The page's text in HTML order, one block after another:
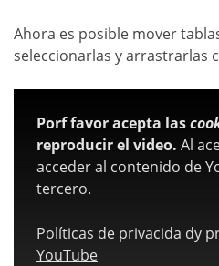
Ahora es posible mover
seleccionarlas y arrastrarlas
Porf favor acepta las
reproducir el video. Al
acceder al contenido de
tercero.
Políticas de privacida dy
YouTube